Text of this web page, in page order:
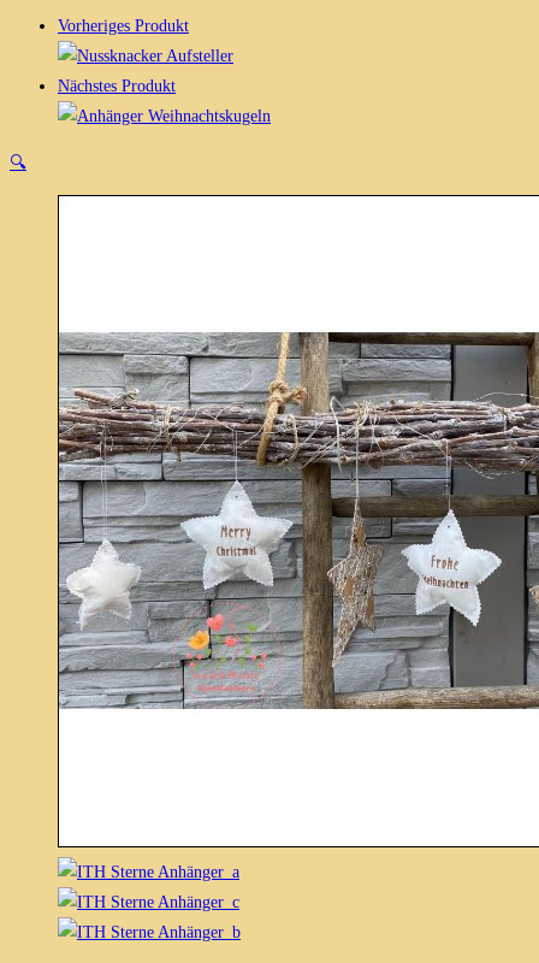
Vorheriges Produkt
Nächstes Produkt
🔍